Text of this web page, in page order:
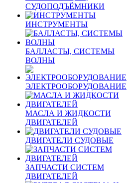
СУДОПОДЪЁМНИКИ
ИНСТРУМЕНТЫ
БАЛЛАСТЫ, СИСТЕМЫ
ВОЛНЫ
ЭЛЕКТРООБОРУДОВАНИЕ
МАСЛА И ЖИДКОСТИ
ДВИГАТЕЛЕЙ
ДВИГАТЕЛИ СУДОВЫЕ
ЗАПЧАСТИ СИСТЕМ
ДВИГАТЕЛЕЙ